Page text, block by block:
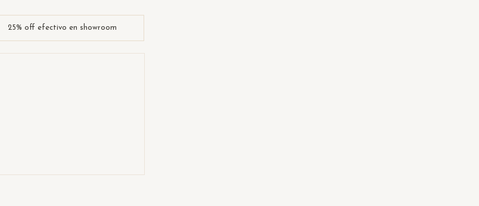
25% off efectivo en showroom